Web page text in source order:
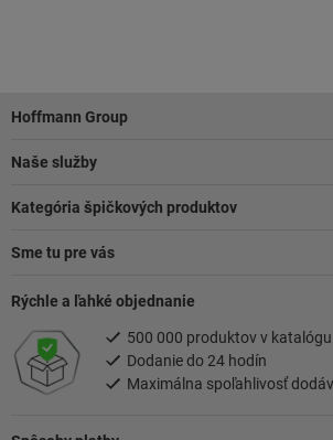
Pätička
Hoffmann Group
Naše služby
Kategória špičkových produktov
Sme tu pre vás
Rýchle a ľahké objednanie
500 000 produktov v katalógu
Dodanie do 24 hodín
Maximálna spoľahlivosť